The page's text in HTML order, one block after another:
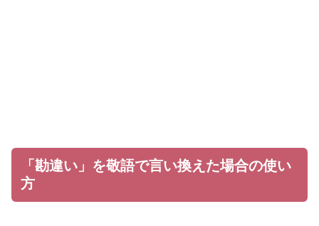
「勘違い」を敬語で言い換えた場合の使い
方